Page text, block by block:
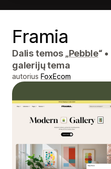
Framia
Dalis temos „Pebble“ •
galerijų tema
autorius FoxEcom